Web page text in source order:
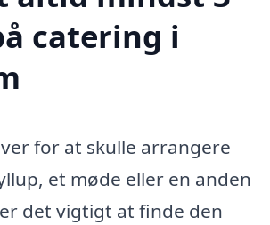
catering i
for at skulle arrangere
et møde eller en anden
det vigtigt at finde den